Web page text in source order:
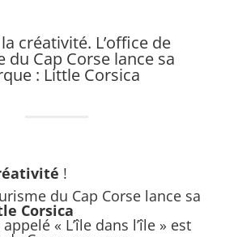
créativité. L’office de
du Cap Corse lance sa
: Little Corsica
!
du Cap Corse lance sa
Corsica
« L’île dans l’île » est